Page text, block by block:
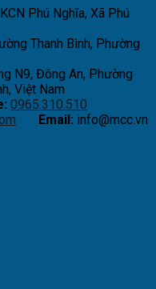
Phú Nghĩa, Xã Phú
Thanh Bình, Phường
N9, Đông An, Phường
Việt Nam
0965.310.510
Email: info@mcc.vn